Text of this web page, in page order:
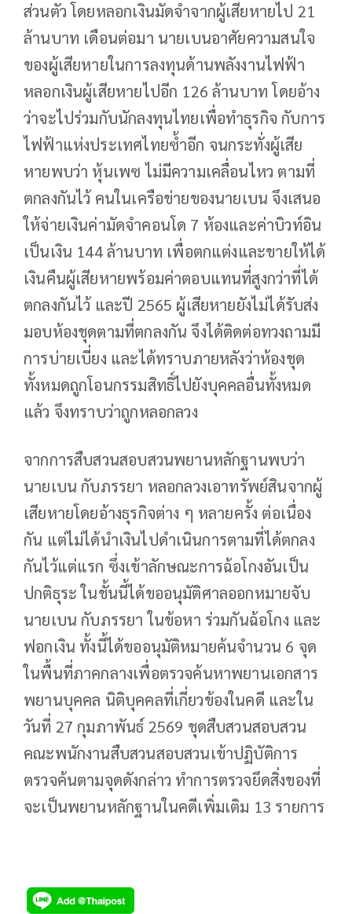
ส่วนตัว โดยหลอกเงินมัดจำจากผู้เสียหายไป 21
ล้านบาท เดือนต่อมา นายเบนอาศัยความสนใจ
ของผู้เสียหายในการลงทุนด้านพลังงานไฟฟ้า
หลอกเงินผู้เสียหายไปอีก 126 ล้านบาท โดยอ้าง
ว่าจะไปร่วมกับนักลงทุนไทยเพื่อทำธุรกิจ กับการ
ไฟฟ้าแห่งประเทศไทยซ้ำอีก จนกระทั่งผู้เสีย
หายพบว่า หุ้นเพซ ไม่มีความเคลื่อนไหว ตามที่
ตกลงกันไว้ คนในเครือข่ายของนายเบน จึงเสนอ
ให้จ่ายเงินค่ามัดจำคอนโด 7 ห้องและค่าบิวท์อิน
เป็นเงิน 144 ล้านบาท เพื่อตกแต่งและขายให้ได้
เงินคืนผู้เสียหายพร้อมค่าตอบแทนที่สูงกว่าที่ได้
ตกลงกันไว้ และปี 2565 ผู้เสียหายยังไม่ได้รับส่ง
มอบห้องชุดตามที่ตกลงกัน จึงได้ติดต่อทวงถามมี
การบ่ายเบี่ยง และได้ทราบภายหลังว่าห้องชุด
ทั้งหมดถูกโอนกรรมสิทธิ์ไปยังบุคคลอื่นทั้งหมด
แล้ว จึงทราบว่าถูกหลอกลวง
จากการสืบสวนสอบสวนพยานหลักฐานพบว่า
นายเบน กับภรรยา หลอกลวงเอาทรัพย์สินจากผู้
เสียหายโดยอ้างธุรกิจต่าง ๆ หลายครั้ง ต่อเนื่อง
กัน แต่ไม่ได้นำเงินไปดำเนินการตามที่ได้ตกลง
กันไว้แต่แรก ซึ่งเข้าลักษณะการฉ้อโกงอันเป็น
ปกติธุระ ในชั้นนี้ได้ขออนุมัติศาลออกหมายจับ
นายเบน กับภรรยา ในข้อหา ร่วมกันฉ้อโกง และ
ฟอกเงิน ทั้งนี้ได้ขออนุมัติหมายค้นจำนวน 6 จุด
ในพื้นที่ภาคกลางเพื่อตรวจค้นหาพยานเอกสาร
พยานบุคคล นิติบุคคลที่เกี่ยวข้องในคดี และใน
วันที่ 27 กุมภาพันธ์ 2569 ชุดสืบสวนสอบสวน
คณะพนักงานสืบสวนสอบสวนเข้าปฏิบัติการ
ตรวจค้นตามจุดดังกล่าว ทำการตรวจยึดสิ่งของที่
จะเป็นพยานหลักฐานในคดีเพิ่มเติม 13 รายการ